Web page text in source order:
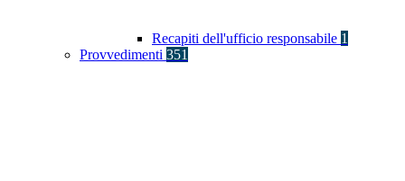
Recapiti dell'ufficio responsabile 1
Provvedimenti 351